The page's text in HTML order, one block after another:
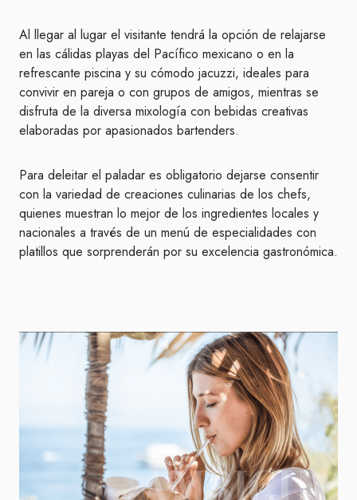
Al llegar al lugar el visitante tendrá la opción de relajarse
en las cálidas playas del Pacífico mexicano o en la
refrescante piscina y su cómodo jacuzzi, ideales para
convivir en pareja o con grupos de amigos, mientras se
disfruta de la diversa mixología con bebidas creativas
elaboradas por apasionados bartenders.
Para deleitar el paladar es obligatorio dejarse consentir
con la variedad de creaciones culinarias de los chefs,
quienes muestran lo mejor de los ingredientes locales y
nacionales a través de un menú de especialidades con
platillos que sorprenderán por su excelencia gastronómica.